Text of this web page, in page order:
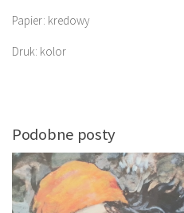
Papier: kredowy
Druk: kolor
Podobne posty